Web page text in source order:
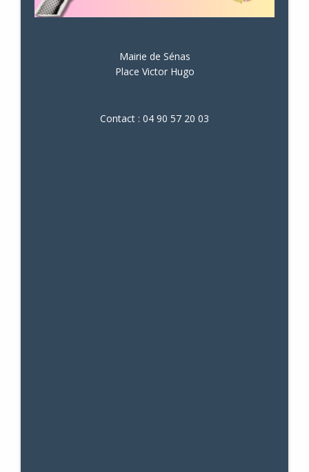
Mairie de Sénas
Place Victor Hugo
Contact : 04 90 57 20 03